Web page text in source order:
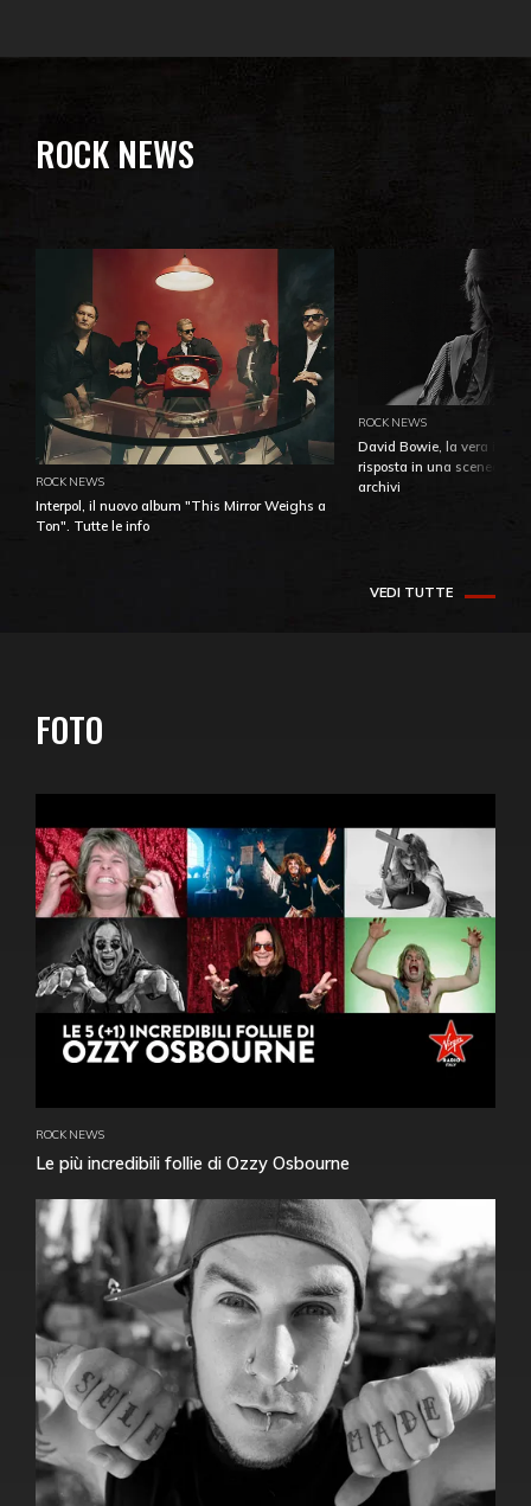
ROCK NEWS
ROCK NEWS
Interpol, il nuovo album "This Mirror Weighs a
Ton". Tutte le info
ROCK NEWS
David Bowie, la vera
risposta in una
archivi
VEDI TUTTE
FOTO
ROCK NEWS
Le più incredibili follie di Ozzy Osbourne